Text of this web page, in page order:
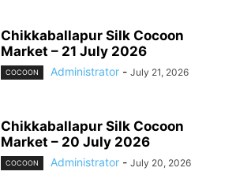
Chikkaballapur Silk Cocoon
Market – 21 July 2026
COCOON Administrator - July 21, 2026
Chikkaballapur Silk Cocoon
Market – 20 July 2026
COCOON Administrator - July 20, 2026